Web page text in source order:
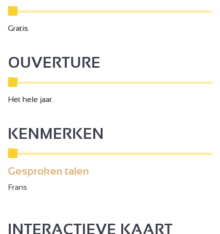
Gratis.
OUVERTURE
Het hele jaar.
KENMERKEN
Gesproken talen
Frans
INTERACTIEVE KAART